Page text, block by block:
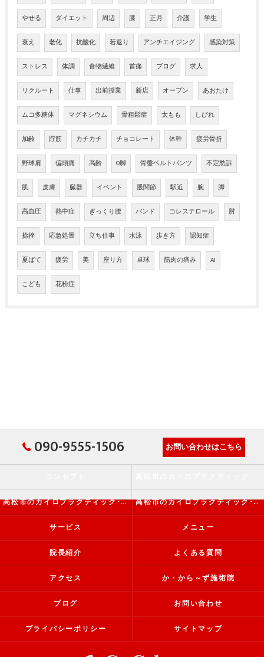
やせる ダイエット 周辺 膝 正月 介護 学生
衰え 老化 抗酸化 若返り アンチエイジング 感染対策
ストレス 体調 食物繊維 首痛 ブログ 求人
リクルート 仕事 出前授業 新店 オープン あおたけ
ムコ多糖体 マグネシウム 骨粗鬆症 太もも しびれ
加齢 貯筋 カチカチ チョコレート 体幹 疲労骨折
野球肩 偏頭痛 高齢 O脚 骨盤ベルトパンツ 不定愁訴
肌 皮膚 臓器 イベント 股関節 駅近 腕 脚
高血圧 熱中症 ぎっくり腰 バンド コレステロール 肘
捻挫 応急処置 立ち仕事 水泳 歩き方 認知症
夏ばて 疲労 美 座り方 卓球 筋肉の痛み AI
こども 花粉症
090-9555-1506 お問い合わせはこちら
高松市のカイロプラクティック･か・から～ず施術院の評判 高松市のカイロプラクティック･か・から～ず施術院のお客様の声
サービス メニュー
院長紹介 よくある質問
アクセス か・から～ず施術院
ブログ お問い合わせ
プライバシーポリシー サイトマップ